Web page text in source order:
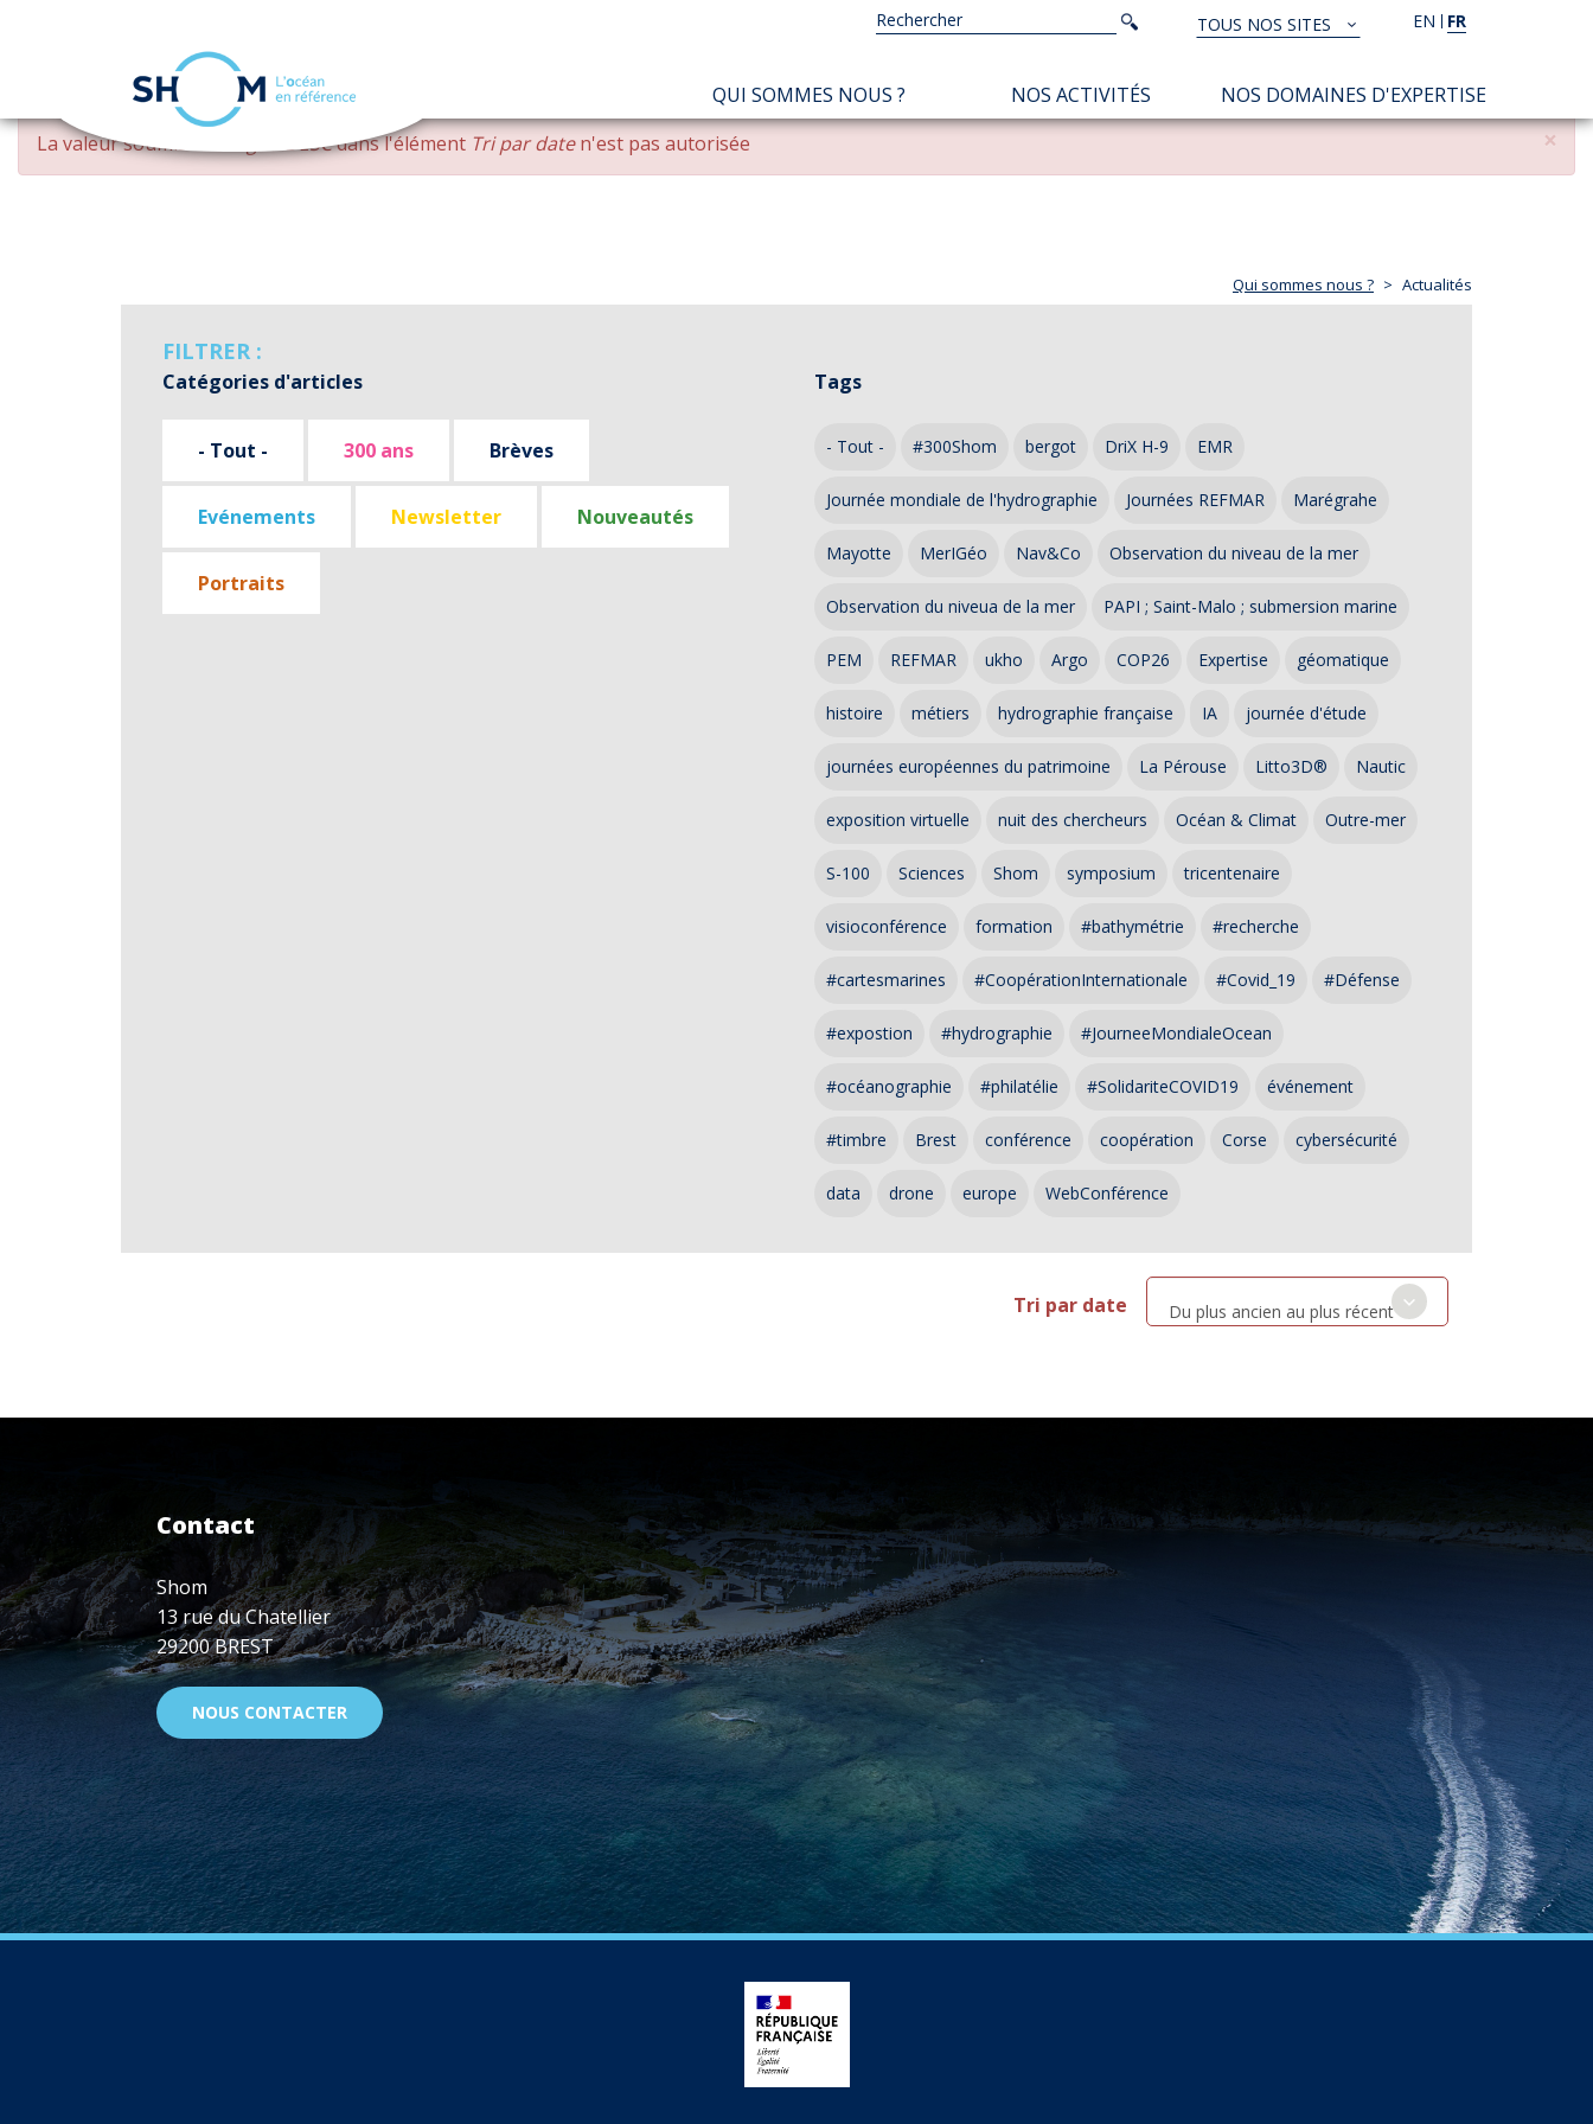
Aller
contenu
EN FR
TOUS
NOS
SITES
TOUS NOS SITES
Rechercher
Rechercher
NAVIGATION
PRINCIPALE
QUI SOMMES NOUS ? NOS ACTIVITÉS NOS DOMAINES D'EXPERTISE
×
MESSAGE
D'ERREUR
La valeur soumise changed DESCdans l'élément Tri par daten'est pas autorisée
Qui sommes nous ? Actualités
FILTRER :
Catégories d'articles
- Tout - 300 ans Brèves
Evénements Newsletter Nouveautés
Portraits
Tags
- Tout - #300Shom bergot DriX H-9 EMR
Journée mondiale de l'hydrographie Journées REFMAR Marégrahe
Mayotte MerIGéo Nav&Co Observation du niveau de la mer
Observation du niveua de la mer PAPI ; Saint-Malo ; submersion marine
PEM REFMAR ukho Argo COP26 Expertise géomatique
histoire métiers hydrographie française IA journée d'étude
journées européennes du patrimoine La Pérouse Litto3D® Nautic
exposition virtuelle nuit des chercheurs Océan & Climat Outre-mer
S-100 Sciences Shom symposium tricentenaire
visioconférence formation #bathymétrie #recherche
#cartesmarines #CoopérationInternationale #Covid_19 #Défense
#expostion #hydrographie #JourneeMondialeOcean
#océanographie #philatélie #SolidariteCOVID19 événement
#timbre Brest conférence coopération Corse cybersécurité
data drone europe WebConférence
Tri par date Du plus ancien au plus récent
Contact
Shom
13 rue du Chatellier
29200 BREST
NOUS CONTACTER